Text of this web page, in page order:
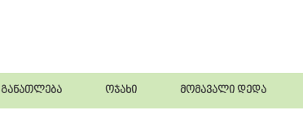
განათლება ოჯახი მომავალი დედა